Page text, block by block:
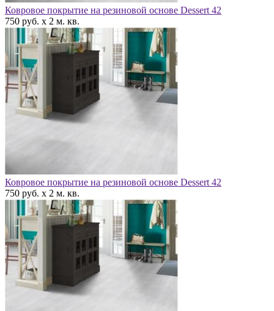
Ковровое покрытие на резиновой основе Dessert 42
750 руб. x 2 м. кв.
Ковровое покрытие на резиновой основе Dessert 42
750 руб. x 2 м. кв.